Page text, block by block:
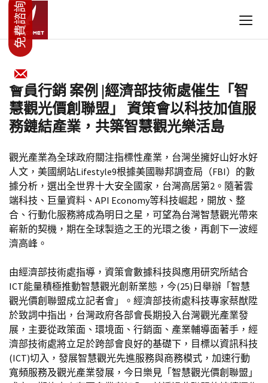
會員行銷 案例 |經濟部技術處催生「智
慧觀光價創聯盟」 資策會以科技加值服
務鏈結產業，共築智慧觀光樂活島
觀光產業為全球政府關注指標性產業，台灣坐擁好山好水好
人文，美國網站Lifestyle9根據美國聯邦調查局（FBI）的數
據分析，選出全世界十大安全國家，台灣高居第2。隨著雲
端科技、巨量資料、API Economy等科技崛起，開放、整
合、行動化服務將成為明日之星，可望為台灣智慧觀光帶來
嶄新的契機，期在全球製造之王的光環之後，再創下一波經
濟高峰。
由經濟部技術處指導，資策會數據科技與應用研究所結合
ICT能量積極推動智慧觀光創新業態，今(25)日舉辦「智慧
觀光價創聯盟成立記者會」。經濟部技術處科技專家蔡猷陞
於致詞中指出，台灣政府各部會長期投入台灣觀光產業發
展，主要從政策面、環境面、行銷面、產業輔導面著手，經
濟部技術處將立足於跨部會良好的基礎下，目標以資訊科技
(ICT)切入，發展智慧觀光先進服務與商務模式，加速行動
寬頻服務及觀光產業發展，今日樂見「智慧觀光價創聯盟」